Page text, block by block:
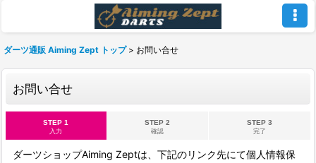
ダーツ通販 Aiming Zept トップ > お問い合せ
お問い合せ
STEP 1
入力
STEP 2
確認
STEP 3
完了
ダーツショップAiming Zeptは、下記のリンク先にて個人情報保